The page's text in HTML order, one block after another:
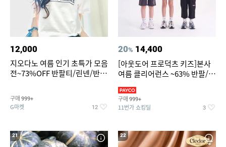
12,000
지오다노 여름 인기 초특가 모음
전~73%OFF 반팔티/린넨/반바
구매 999+
G마켓 12
20% 14,400
[아웃도어 프로덕츠 키즈]본사
여름 클리어런스 ~63% 반팔/반
구매 999+
11번가 쇼킹딜 3
21 22